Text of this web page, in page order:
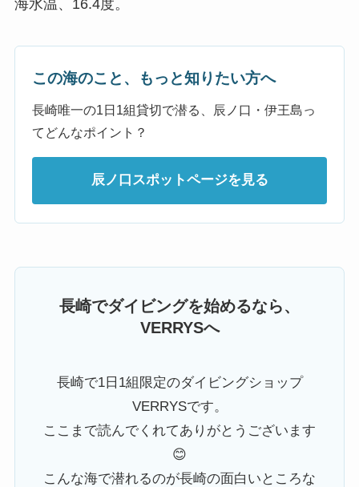
海水温、16.4度。
この海のこと、もっと知りたい方へ
長崎唯一の1日1組貸切で潜る、辰ノ口・伊王島っ
てどんなポイント？
辰ノ口スポットページを見る
長崎でダイビングを始めるなら、
VERRYSへ
長崎で1日1組限定のダイビングショップ
VERRYSです。
ここまで読んでくれてありがとうございます
😊
こんな海で潜れるのが長崎の面白いところな